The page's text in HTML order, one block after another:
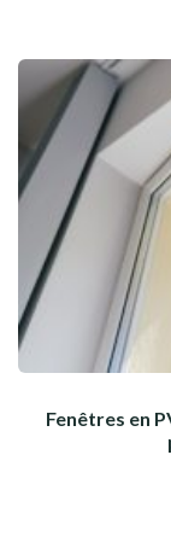
Fenêtres en